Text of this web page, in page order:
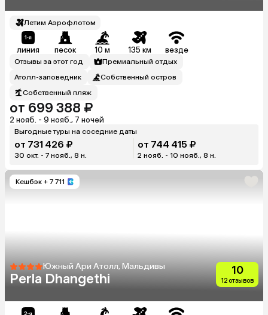
Летим Аэрофлотом
линия песок 10 м 135 км везде
Отзывы за этот год
Премиальный отдых
Атолл-заповедник
Собственный остров
Собственный пляж
от 699 388 ₽
2 нояб. - 9 нояб., 7 ночей
Выгодные туры на соседние даты
от 731 426 ₽
30 окт. - 7 нояб., 8 н.
от 744 415 ₽
2 нояб. - 10 нояб., 8 н.
Кешбэк + 7 711
Южный Ари Атолл, Мальдивы
Perla Dhangethi
10
12 отзывов